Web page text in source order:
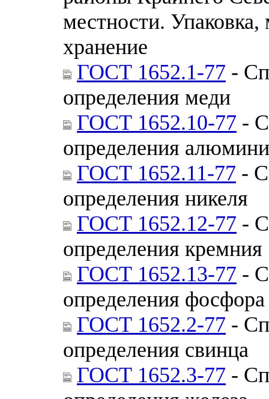
местности. Упаковка,
хранение
ГОСТ 1652.1-77 -
определения меди
ГОСТ 1652.10-77 -
определения
ГОСТ 1652.11-77 -
определения никеля
ГОСТ 1652.12-77 -
определения кремния
ГОСТ 1652.13-77 -
определения фосфора
ГОСТ 1652.2-77 -
определения свинца
ГОСТ 1652.3-77 -